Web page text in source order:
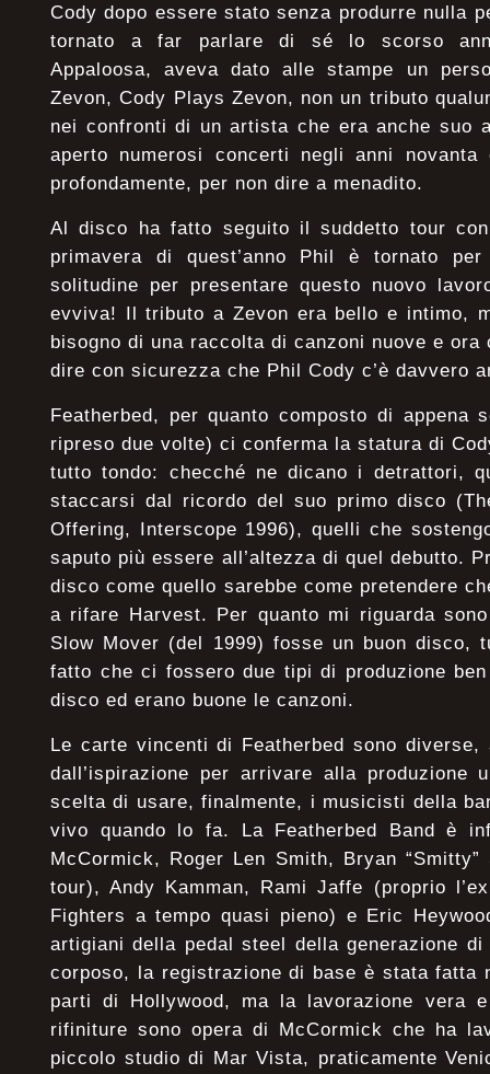
Cody dopo essere stato senza produrre nulla
tornato a far parlare di sé lo scorso
Appaloosa, aveva dato alle stampe un
Zevon, Cody Plays Zevon, non un tributo
nei confronti di un artista che era anche suo
aperto numerosi concerti negli anni
profondamente, per non dire a menadito.
Al disco ha fatto seguito il suddetto tour
primavera di quest’anno Phil è tornato
solitudine per presentare questo nuovo
evviva! Il tributo a Zevon era bello e intimo,
bisogno di una raccolta di canzoni nuove e ora
dire con sicurezza che Phil Cody c’è davvero
Featherbed, per quanto composto di appena
ripreso due volte) ci conferma la statura di
tutto tondo: checché ne dicano i detrattori,
staccarsi dal ricordo del suo primo disco
Offering, Interscope 1996), quelli che
saputo più essere all’altezza di quel debutto.
disco come quello sarebbe come pretendere
a rifare Harvest. Per quanto mi riguarda
Slow Mover (del 1999) fosse un buon disco,
fatto che ci fossero due tipi di produzione
disco ed erano buone le canzoni.
Le carte vincenti di Featherbed sono
dall’ispirazione per arrivare alla produzione
scelta di usare, finalmente, i musicisti della
vivo quando lo fa. La Featherbed Band è
McCormick, Roger Len Smith, Bryan
tour), Andy Kamman, Rami Jaffe (proprio
Fighters a tempo quasi pieno) e Eric
artigiani della pedal steel della generazione
corposo, la registrazione di base è stata fatta
parti di Hollywood, ma la lavorazione vera
rifiniture sono opera di McCormick che ha
piccolo studio di Mar Vista, praticamente